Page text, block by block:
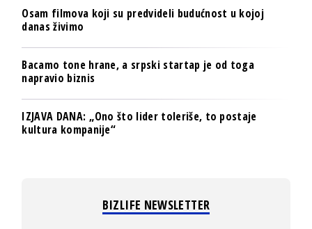
Osam filmova koji su predvideli budućnost u kojoj
danas živimo
Bacamo tone hrane, a srpski startap je od toga
napravio biznis
IZJAVA DANA: „Ono što lider toleriše, to postaje
kultura kompanije“
BIZLIFE NEWSLETTER